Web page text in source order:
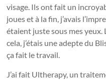
visage. Ils ont fait un
joues et à la fin, j’avais
étaient juste sous mes
cela, j’étais une adepte du
ça fait le travail.
J’ai fait Ultherapy, un